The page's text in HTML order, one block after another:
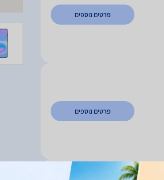
פרטים נוספים
פרטים נוספים